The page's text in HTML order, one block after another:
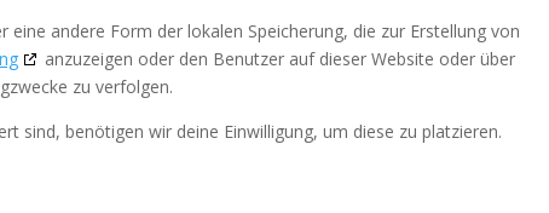
andere Form der lokalen Speicherung, die zur Erstellung von
anzuzeigen oder den Benutzer auf dieser Website oder über
zu verfolgen.
sind, benötigen wir deine Einwilligung, um diese zu platzieren.